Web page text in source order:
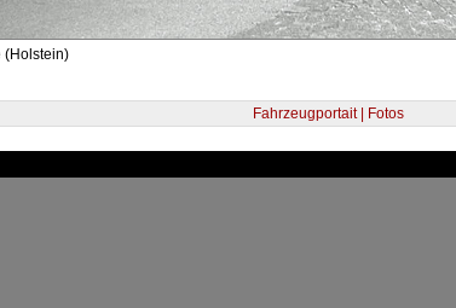
(Holstein)
Fahrzeugportait | Fotos